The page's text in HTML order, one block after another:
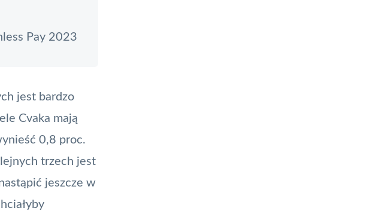
Pay 2023
jest bardzo
Cvaka mają
0,8 proc.
trzech jest
jeszcze w